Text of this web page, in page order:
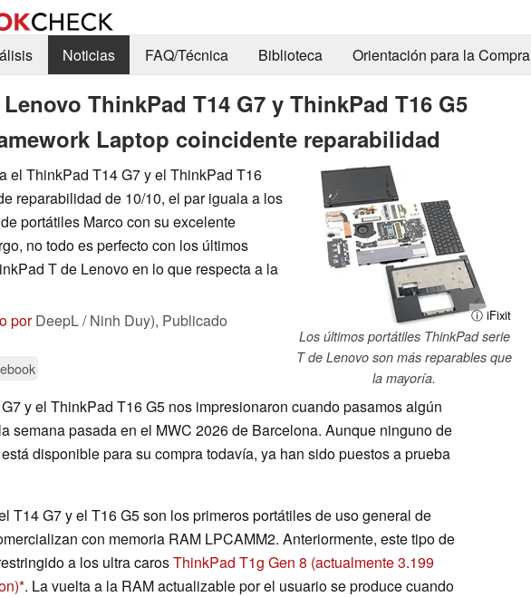
Noticias FAQ/Técnica Biblioteca Orientación para la Compra
ThinkPad T14 G7 y ThinkPad T16 G5
Laptop coincidente reparabilidad
ⓘ iFixit
Los últimos portátiles ThinkPad serie
T de Lenovo son más reparables que
la mayoría.
el ThinkPad T14 G7 y el ThinkPad T16
reparabilidad de 10/10, el par iguala a los
portátiles Marco con su excelente
no todo es perfecto con los últimos
T de Lenovo en lo que respecta a la
porDeepL / Ninh Duy), Publicado
y el ThinkPad T16 G5 nos impresionaron cuando pasamos algún
semana pasada en el MWC 2026 de Barcelona. Aunque ninguno de
disponible para su compra todavía, ya han sido puestos a prueba
T14 G7 y el T16 G5 son los primeros portátiles de uso general de
con memoria RAM LPCAMM2. Anteriormente, este tipo de
a los ultra carosThinkPad T1g Gen 8 (actualmente 3.199
. La vuelta a la RAM actualizable por el usuario se produce cuando